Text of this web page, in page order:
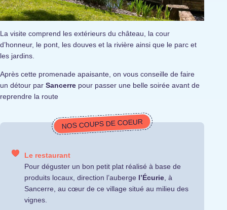
La visite comprend les extérieurs du château, la cour
d’honneur, le pont, les douves et la rivière ainsi que le parc et
les jardins.
Après cette promenade apaisante, on vous conseille de faire
un détour par Sancerre pour passer une belle soirée avant de
reprendre la route
NOS COUPS DE COEUR
Le restaurant
Pour déguster un bon petit plat réalisé à base de
produits locaux, direction l’auberge l’Écurie , à
Sancerre, au cœur de ce village situé au milieu des
vignes.